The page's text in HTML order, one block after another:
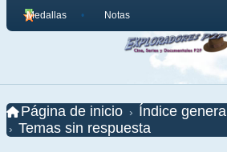
Medallas Notas
Página de inicio Índice general
Temas sin respuesta